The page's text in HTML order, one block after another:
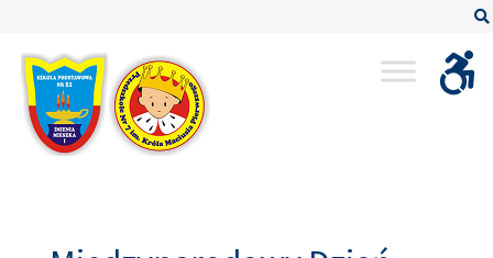
Dzień
Szczęścia